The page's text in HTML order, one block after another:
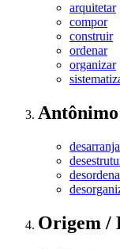
arquitetar
compor
construir
ordenar
organizar
Antônimo
Origem /